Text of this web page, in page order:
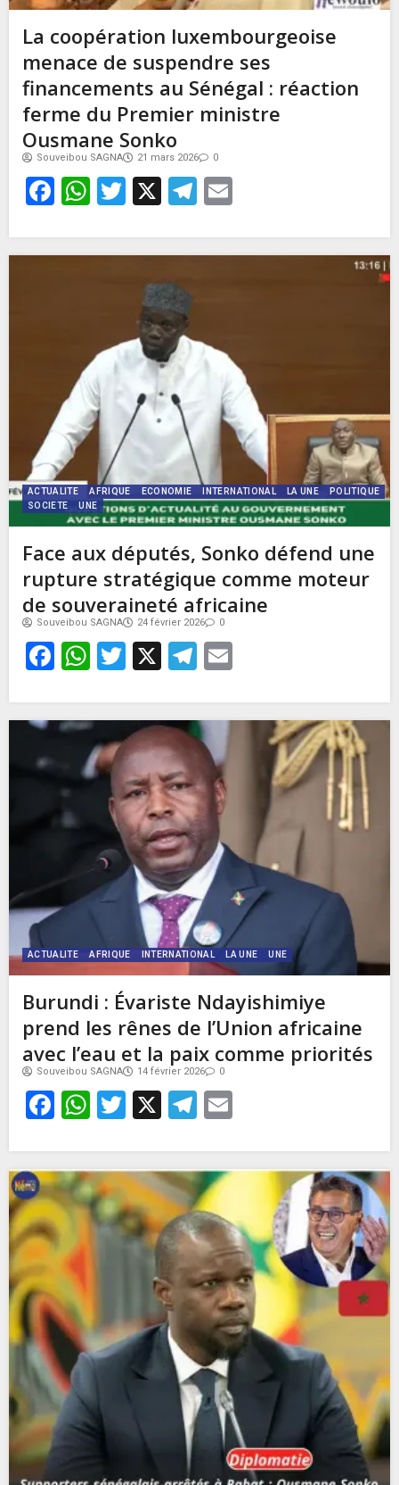
La coopération luxembourgeoise
menace de suspendre ses
financements au Sénégal : réaction
ferme du Premier ministre
Ousmane Sonko
Souveibou SAGNA 21 mars 2026 0
Facebook
WhatsApp
Twitter
X Telegram
ACTUALITE AFRIQUE ECONOMIE INTERNATIONAL LA UNE
POLITIQUE
SOCIETE
UNE
Face aux députés, Sonko défend une
rupture stratégique comme moteur
de souveraineté africaine
Souveibou SAGNA 24 février 2026 0
Facebook
WhatsApp
Twitter
X Telegram
ACTUALITE AFRIQUE INTERNATIONAL LA UNE UNE
Burundi : Évariste Ndayishimiye
prend les rênes de l’Union africaine
avec l’eau et la paix comme priorités
Souveibou SAGNA 14 février 2026 0
Facebook
WhatsApp
Twitter
X Telegram